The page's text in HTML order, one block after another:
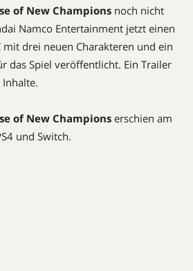
of New Champions noch nicht
Namco Entertainment jetzt einen
drei neuen Charakteren und ein
das Spiel veröffentlicht. Ein Trailer
of New Champions erschien am
und Switch.